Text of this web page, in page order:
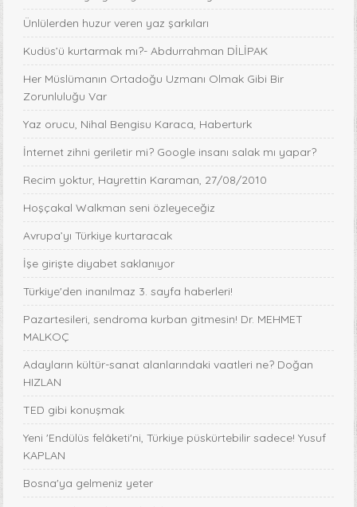
Ünlülerden huzur veren yaz şarkıları
Kudüs’ü kurtarmak mı?- Abdurrahman DİLİPAK
Her Müslümanın Ortadoğu Uzmanı Olmak Gibi Bir
Zorunluluğu Var
Yaz orucu, Nihal Bengisu Karaca, Haberturk
İnternet zihni geriletir mi? Google insanı salak mı yapar?
Recim yoktur, Hayrettin Karaman, 27/08/2010
Hoşçakal Walkman seni özleyeceğiz
Avrupa’yı Türkiye kurtaracak
İşe girişte diyabet saklanıyor
Türkiye'den inanılmaz 3. sayfa haberleri!
Pazartesileri, sendroma kurban gitmesin! Dr. MEHMET
MALKOÇ
Adayların kültür-sanat alanlarındaki vaatleri ne? Doğan
HIZLAN
TED gibi konuşmak
Yeni 'Endülüs felâketi'ni, Türkiye püskürtebilir sadece! Yusuf
KAPLAN
Bosna'ya gelmeniz yeter